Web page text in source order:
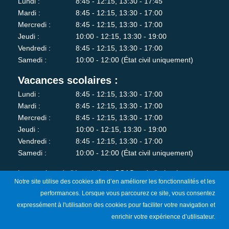
Mardi :
8:45 - 12:15, 13:30 - 17:00
Mercredi :
8:45 - 12:15, 13:30 - 17:00
Jeudi :
10:00 - 12:15, 13:30 - 19:00
Vendredi :
8:45 - 12:15, 13:30 - 17:00
Samedi :
10:00 - 12:00 (État civil uniquement)
Vacances scolaires :
Lundi :
8:45 - 12:15, 13:30 - 17:00
Mardi :
8:45 - 12:15, 13:30 - 17:00
Mercredi :
8:45 - 12:15, 13:30 - 17:00
Jeudi :
10:00 - 12:15, 13:30 - 19:00
Vendredi :
8:45 - 12:15, 13:30 - 17:00
Samedi :
10:00 - 12:00 (État civil uniquement)
Les services de l'état-civil, du CCAS et de l'urbanisme sont
fermés au public le lundi matin.
Je m'abonne à la newsletter
Notre site utilise des cookies afin d’en améliorer les fonctionnalités et les
performances. Lorsque vous parcourez ce site, vous consentez
expressément à l'utilisation des cookies pour faciliter votre navigation et
enrichir votre expérience d’utilisateur.